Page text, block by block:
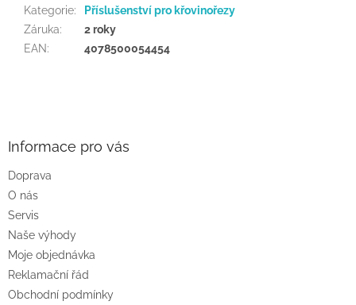
Kategorie:
Příslušenství pro křovinořezy
Záruka:
2 roky
EAN: 4078500054454
Informace pro vás
Doprava
O nás
Servis
Naše výhody
Moje objednávka
Reklamační řád
Obchodní podmínky